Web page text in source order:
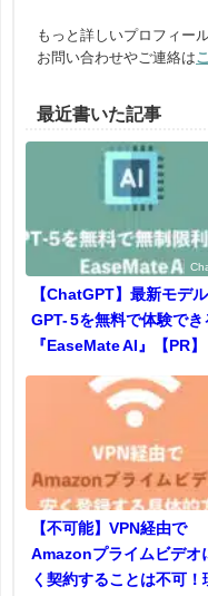
もっと詳しいプロフィー
お問い合わせやご連絡は
最近書いた記事
【ChatGPT】最新モデル
GPT- 5を無料で体験でき
『EaseMate AI』【PR】
【不可能】VPN経由で
Amazonプライムビデオ
く契約することは不可！